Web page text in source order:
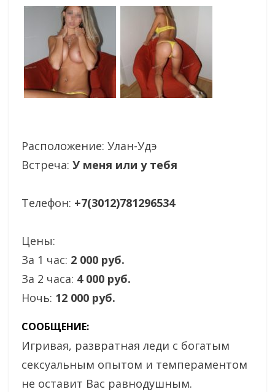
Расположение: Улан-Удэ
Встреча: У меня или у тебя
Телефон: +7(3012)781296534
Цены:
За 1 час: 2 000 руб.
За 2 часа: 4 000 руб.
Ночь: 12 000 руб.
СООБЩЕНИЕ:
Игривая, развратная леди с богатым
сексуальным опытом и темпераментом
не оставит Вас равнодушным.